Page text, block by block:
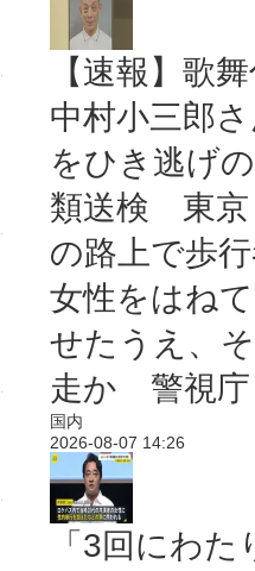
【速報】歌
中村小三郎さ
をひき逃げ
類送検 東京
の路上で歩
女性をはね
せたうえ、
走か 警視庁
国内
2026-08-07 14:26
「3回にわた